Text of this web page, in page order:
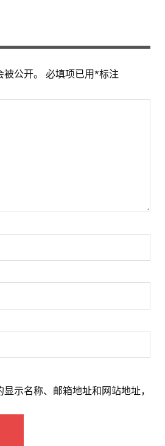
公开。 必填项已用*标注
示名称、邮箱地址和网站地址，